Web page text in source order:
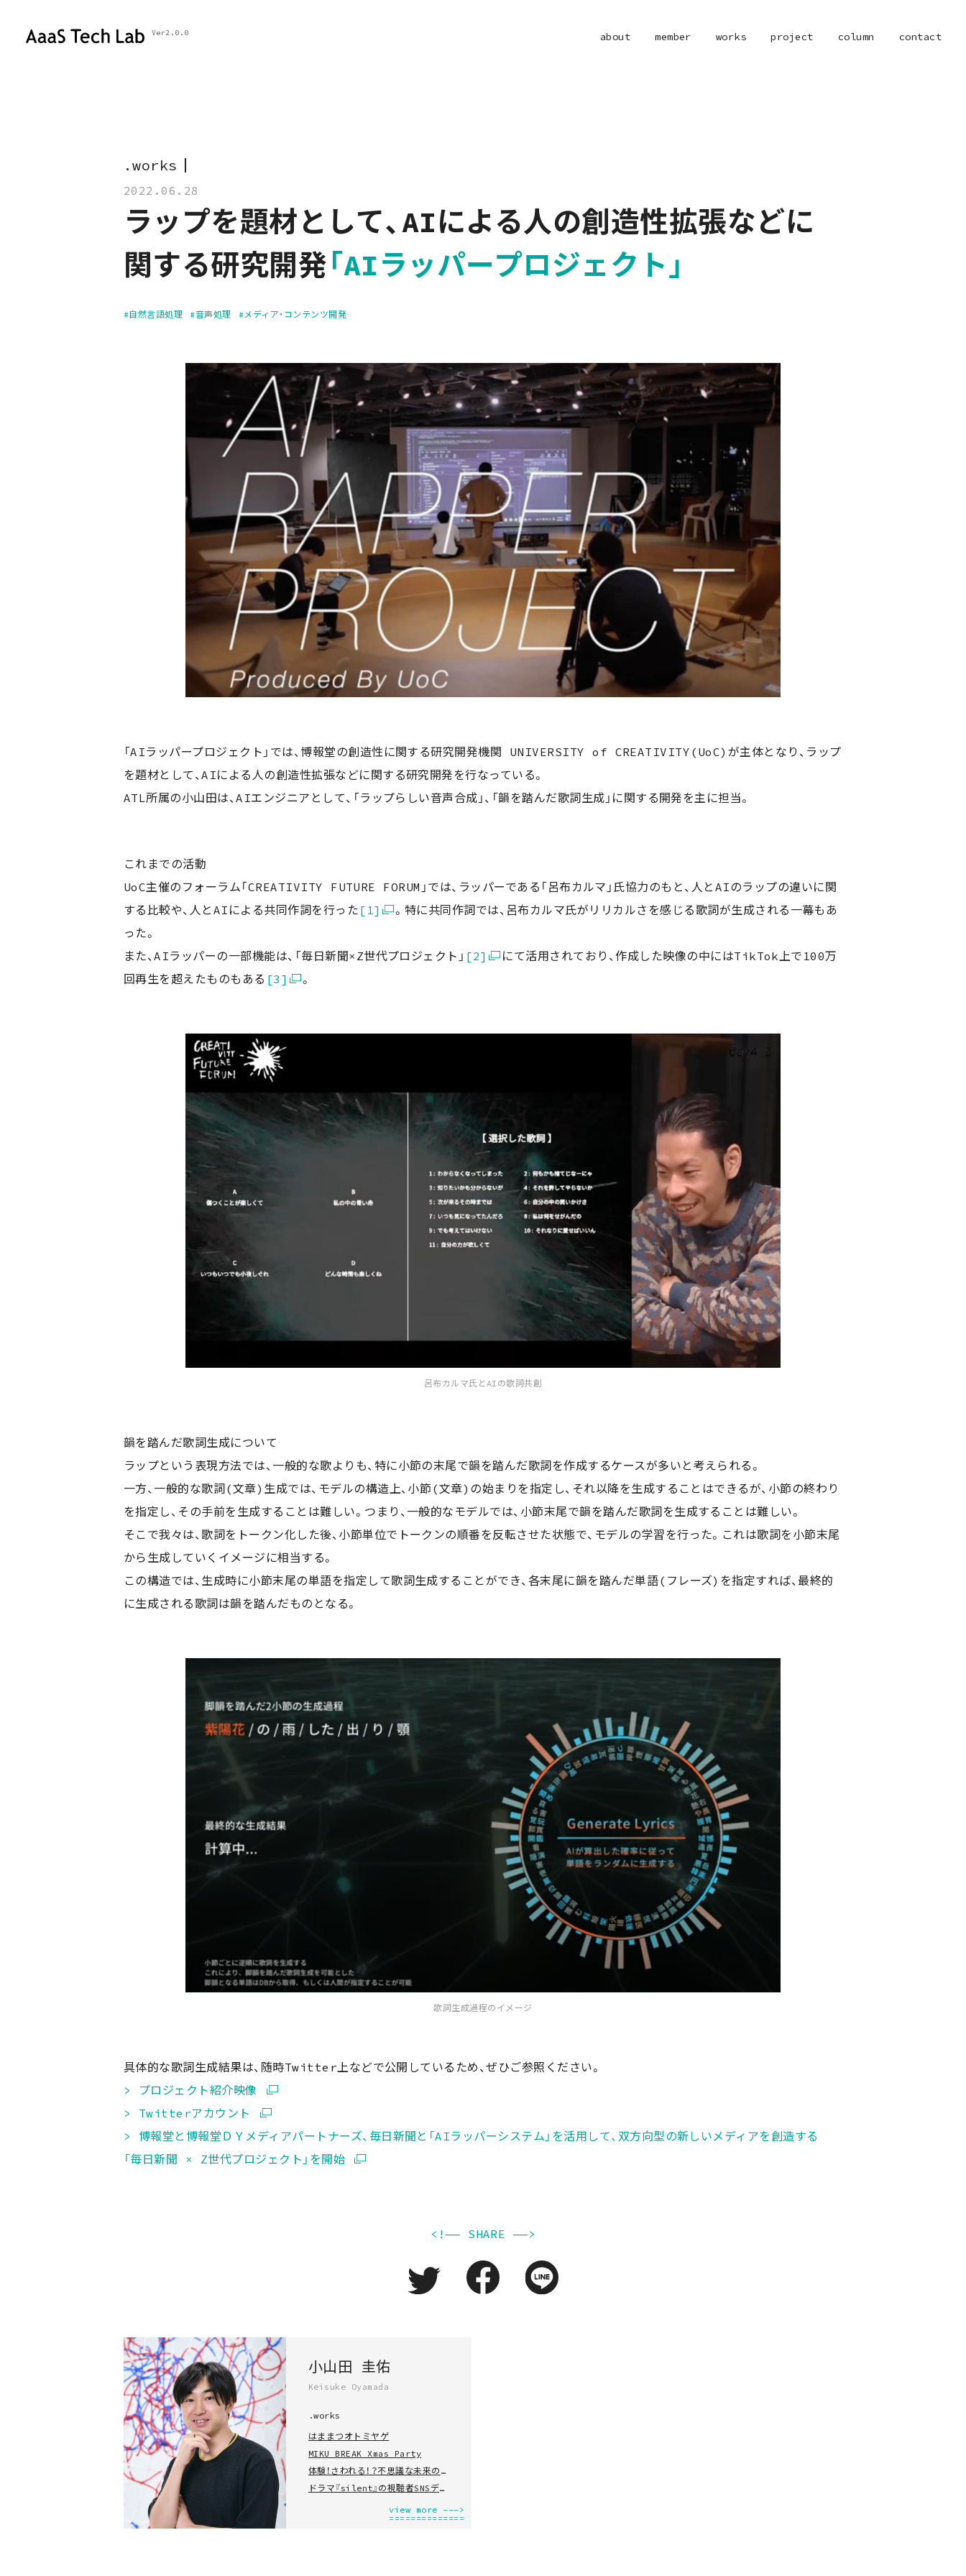
Ver2.0.0 about member works project column contact
.works
2022.06.28
ラップを題材として、AIによる人の創造性拡張などに
関する研究開発「AIラッパープロジェクト」
#自然言語処理 #音声処理 #メディア・コンテンツ開発
「AIラッパープロジェクト」では、博報堂の創造性に関する研究開発機関 UNIVERSITY of CREATIVITY(UoC)が主体となり、ラップ
を題材として、AIによる人の創造性拡張などに関する研究開発を行なっている。
ATL所属の小山田は、AIエンジニアとして、「ラップらしい音声合成」、「韻を踏んだ歌詞生成」に関する開発を主に担当。
これまでの活動
UoC主催のフォーラム「CREATIVITY FUTURE FORUM」では、ラッパーである「呂布カルマ」氏協力のもと、人とAIのラップの違いに関
する比較や、人とAIによる共同作詞を行った [1]
。特に共同作詞では、呂布カルマ氏がリリカルさを感じる歌詞が生成される一幕もあ
った。
また、AIラッパーの一部機能は、「毎日新聞×Z世代プロジェクト」 [2]
にて活用されており、作成した映像の中にはTikTok上で100万
回再生を超えたものもある [3] 。
呂布カルマ氏とAIの歌詞共創
韻を踏んだ歌詞生成について
ラップという表現方法では、一般的な歌よりも、特に小節の末尾で韻を踏んだ歌詞を作成するケースが多いと考えられる。
一方、一般的な歌詞(文章)生成では、モデルの構造上、小節(文章)の始まりを指定し、それ以降を生成することはできるが、小節の終わり
を指定し、その手前を生成することは難しい。つまり、一般的なモデルでは、小節末尾で韻を踏んだ歌詞を生成することは難しい。
そこで我々は、歌詞をトークン化した後、小節単位でトークンの順番を反転させた状態で、モデルの学習を行った。これは歌詞を小節末尾
から生成していくイメージに相当する。
この構造では、生成時に小節末尾の単語を指定して歌詞生成することができ、各末尾に韻を踏んだ単語(フレーズ)を指定すれば、最終的
に生成される歌詞は韻を踏んだものとなる。
歌詞生成過程のイメージ
具体的な歌詞生成結果は、随時Twitter上などで公開しているため、ぜひご参照ください。
> プロジェクト紹介映像
> Twitterアカウント
> 博報堂と博報堂ＤＹメディアパートナーズ、毎日新聞と「AIラッパーシステム」を活用して、双方向型の新しいメディアを創造する
「毎日新聞 × Z世代プロジェクト」を開始
<!—— SHARE ——>
小山田 圭佑
Keisuke Oyamada
view more --->
==============
.works
はままつオトミヤゲ
MIKU BREAK Xmas Party
体験！さわれる！？不思議な未来の天気
ドラマ『silent』の視聴者SNSデータ分析